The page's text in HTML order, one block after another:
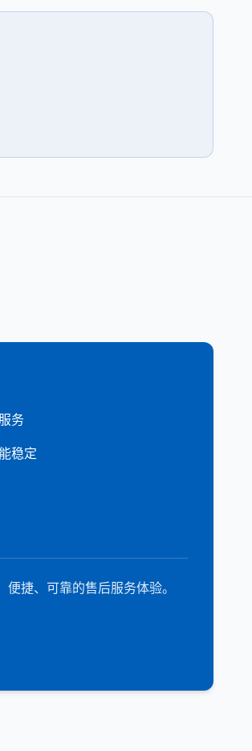
务
稳定
捷、可靠的售后服务体验。